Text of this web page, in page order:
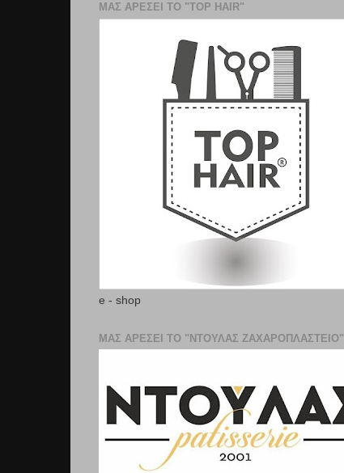
ΜΑΣ ΑΡΕΣΕΙ ΤΟ "TOP HAIR"
e - shop
ΜΑΣ ΑΡΕΣΕΙ ΤΟ "ΝΤΟΥΛΑΣ ΖΑΧΑΡΟΠΛΑΣΤΕΊΟ"